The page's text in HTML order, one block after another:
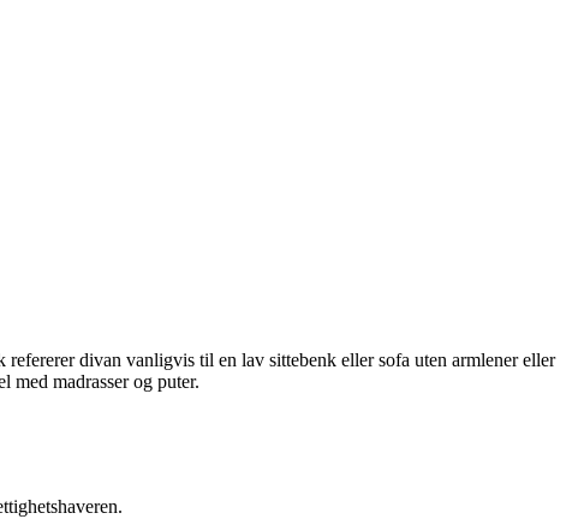
divan vanligvis til en lav sittebenk eller sofa uten armlener eller
med madrasser og puter.